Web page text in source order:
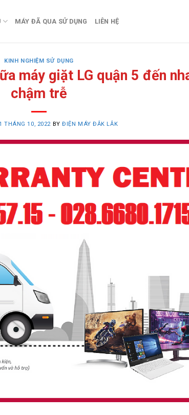
MÁY ĐÃ QUA SỬ DỤNG LIÊN HỆ
KINH NGHIỆM SỬ DỤNG
máy giặt LG quận 5 đến
chậm trễ
THÁNG 10, 2022 BYĐIỆN MÁY ĐẮK LẮK